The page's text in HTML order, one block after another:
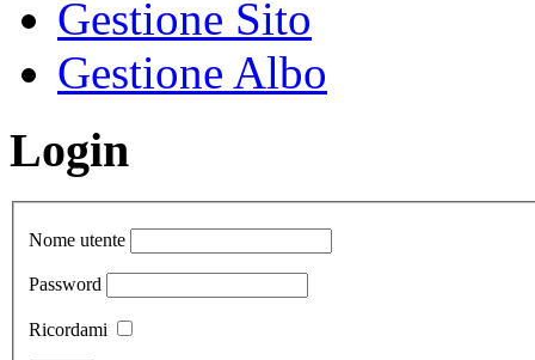
Gestione Sito
Gestione Albo
Login
Nome utente
Password
Ricordami